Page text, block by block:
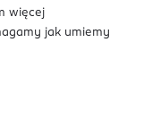
więcej
jak umiemy